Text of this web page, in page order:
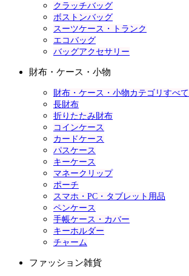
クラッチバッグ
ボストンバッグ
スーツケース・トランク
エコバッグ
バッグアクセサリー
財布・ケース・小物
財布・ケース・小物カテゴリすべて
長財布
折りたたみ財布
コインケース
カードケース
パスケース
キーケース
マネークリップ
ポーチ
スマホ・PC・タブレット用品
ペンケース
手帳ケース・カバー
キーホルダー
チャーム
ファッション雑貨